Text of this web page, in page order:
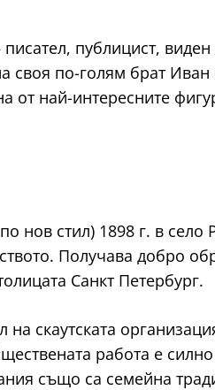
публицист,
по-голям брат
от най-интересните
стил) 1898 г. в село
Получава добро
Санкт Петербург.
скаутската
работа е
също са семейна